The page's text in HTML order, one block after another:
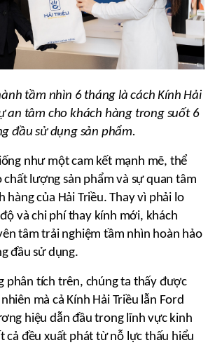
tầm nhìn 6 tháng là cách Kính Hải
an tâm cho khách hàng trong suốt 6
đầu sử dụng sản phẩm.
như một cam kết mạnh mẽ, thể
lượng sản phẩm và sự quan tâm
hàng của Hải Triều. Thay vì phải lo
và chi phí thay kính mới, khách
tâm trải nghiệm tầm nhìn hoàn hảo
đầu sử dụng.
phân tích trên, chúng ta thấy được
mà cả Kính Hải Triều lẫn Ford
hiệu dẫn đầu trong lĩnh vực kinh
cả đều xuất phát từ nỗ lực thấu hiểu